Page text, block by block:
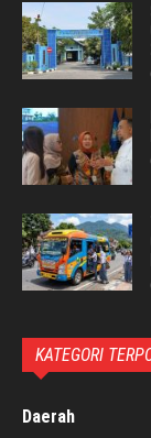
KATEGORI
Daerah